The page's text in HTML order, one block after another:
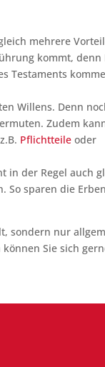
mehrere
kommt, denn
Testaments
Willens. Denn
Zudem
Pflichtteile oder
in der Regel auch
sparen die
sondern nur
Sie sich